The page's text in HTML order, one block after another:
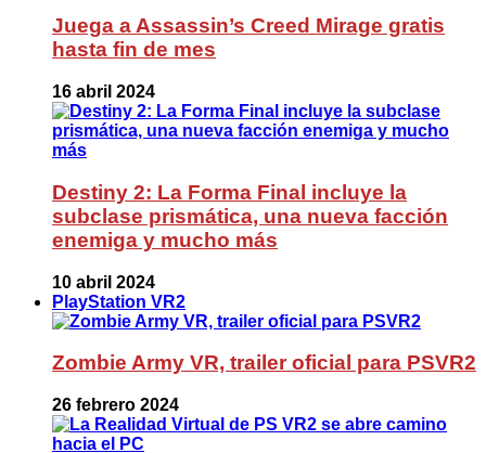
Juega a Assassin’s Creed Mirage gratis
hasta fin de mes
16 abril 2024
Destiny 2: La Forma Final incluye la
subclase prismática, una nueva facción
enemiga y mucho más
10 abril 2024
PlayStation VR2
Zombie Army VR, trailer oficial para PSVR2
26 febrero 2024